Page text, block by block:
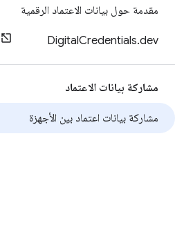
مقدمة حول بيانات الاعتماد الرقمية
DigitalCredentials.dev
مشاركة بيانات الاعتماد
مشاركة بيانات اعتماد بين الأجهزة